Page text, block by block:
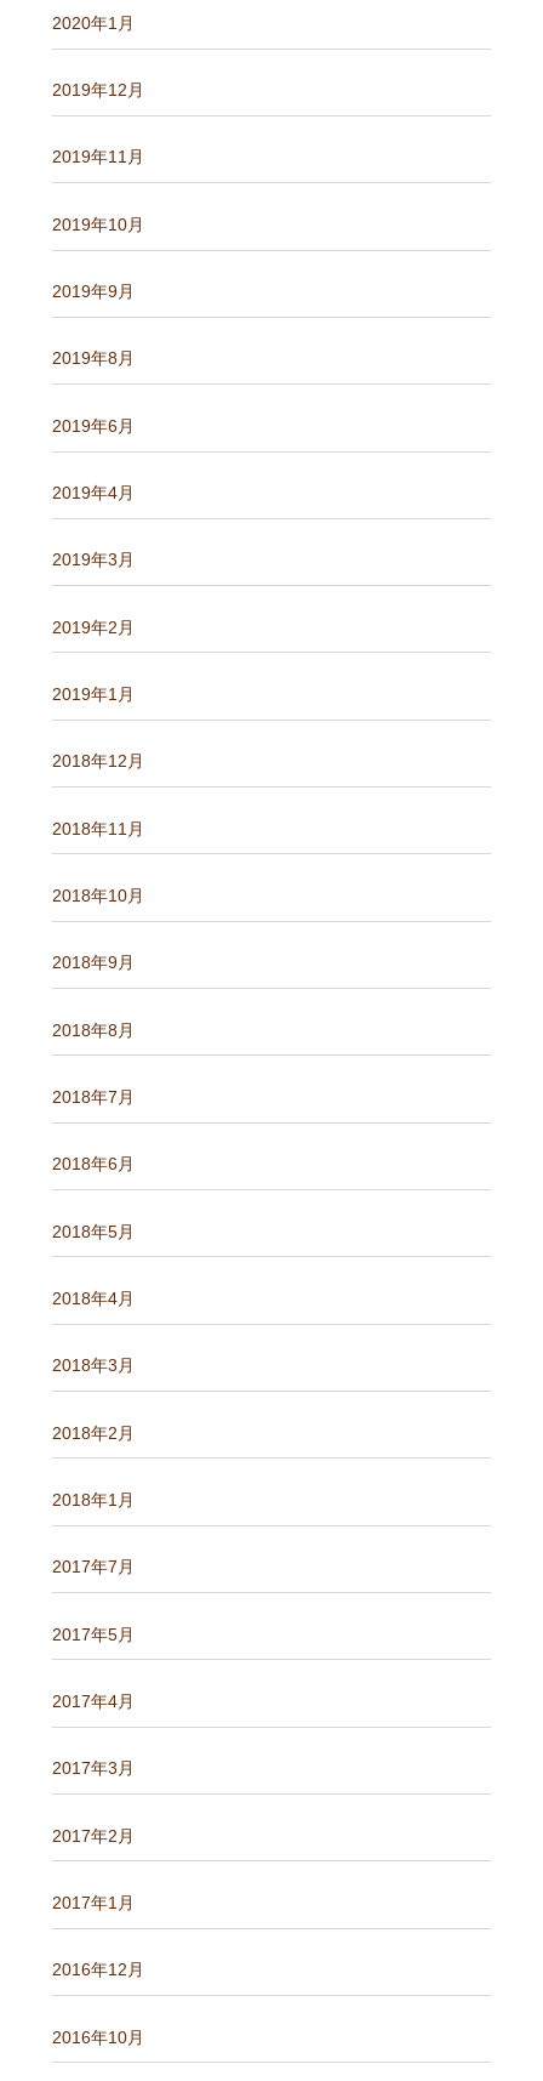
2020年1月
2019年12月
2019年11月
2019年10月
2019年9月
2019年8月
2019年6月
2019年4月
2019年3月
2019年2月
2019年1月
2018年12月
2018年11月
2018年10月
2018年9月
2018年8月
2018年7月
2018年6月
2018年5月
2018年4月
2018年3月
2018年2月
2018年1月
2017年7月
2017年5月
2017年4月
2017年3月
2017年2月
2017年1月
2016年12月
2016年10月